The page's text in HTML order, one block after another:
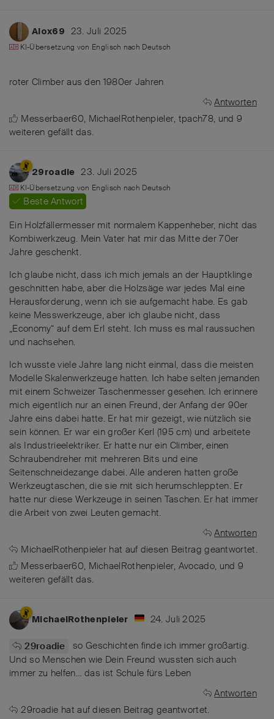
Alox69 23. Juli 2025
KI-Übersetzung von Englisch nach Deutsch
roter Climber aus den 1980er Jahren
Antworten
Messerbaer60, MichaelRothenpieler, tpach78, und 9
weiteren gefällt das.
29roadie 23. Juli 2025
KI-Übersetzung von Englisch nach Deutsch
Beste Antwort
Ein Holzfällermesser mit normalem Kappenheber, nicht das
Kombiwerkzeug. Mein Vater hat mir das Mitte der 70er
Jahre geschenkt.
Ich glaube nicht, dass ich mich jemals an der Hauptklinge
geschnitten habe, aber die Holzsäge war jedes Mal eine
Herausforderung, wenn ich sie aufgemacht habe. Es gab
keine Messwerkzeuge, aber ich glaube nicht, dass
„Economy“ auf dem Erl steht. Ich muss es mal raussuchen
und nachsehen.
Ich wusste viele Jahre lang nicht einmal, dass die meisten
Modelle Skalenwerkzeuge hatten. Ich habe selten jemanden
mit einem Schweizer Taschenmesser gesehen. Ich erinnere
mich eigentlich nur an einen Freund, der Anfang der 90er
Jahre eins dabei hatte. Er hat mir gezeigt, wie nützlich sie
sein können. Er war ein großer Kerl (195 cm) und arbeitete
als Industrieelektriker. Er hatte nur ein Climber, einen
Schraubendreher mit mehreren Bits und eine
Seitenschneidezange dabei. Alle anderen hatten große
Werkzeugtaschen, die sie mit sich herumschleppten. Er
hatte nur diese Werkzeuge in seinen Taschen. Er hat immer
die Arbeit von zwei Leuten gemacht.
Antworten
MichaelRothenpieler hat auf diesen Beitrag geantwortet.
Messerbaer60, MichaelRothenpieler, Avocado, und 9
weiteren gefällt das.
MichaelRothenpieler 24. Juli 2025
29roadie
so Geschichten finde ich immer großartig.
Und so Menschen wie Dein Freund wussten sich auch
immer zu helfen… das ist Schule fürs Leben
Antworten
29roadie hat auf diesen Beitrag geantwortet.